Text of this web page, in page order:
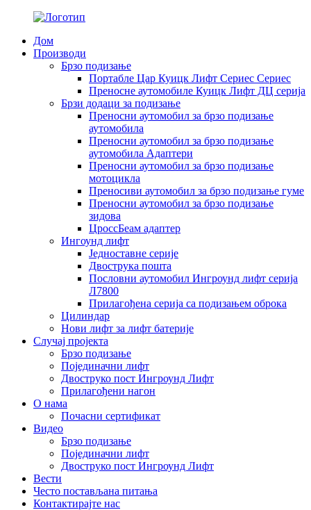
Дом
Производи
Брзо подизање
Портабле Цар Куицк Лифт Сериес Сериес
Преносне аутомобиле Куицк Лифт ДЦ серија
Брзи додаци за подизање
Преносни аутомобил за брзо подизање
аутомобила
Преносни аутомобил за брзо подизање
аутомобила Адаптери
Преносни аутомобил за брзо подизање
мотоцикла
Преносиви аутомобил за брзо подизање гуме
Преносни аутомобил за брзо подизање
зидова
ЦроссБеам адаптер
Ингоунд лифт
Једноставне серије
Двострука пошта
Пословни аутомобил Ингроунд лифт серија
Л7800
Прилагођена серија са подизањем оброка
Цилиндар
Нови лифт за лифт батерије
Случај пројекта
Брзо подизање
Појединачни лифт
Двоструко пост Ингроунд Лифт
Прилагођени нагон
О нама
Почасни сертификат
Видео
Брзо подизање
Појединачни лифт
Двоструко пост Ингроунд Лифт
Вести
Често постављана питања
Контактирајте нас